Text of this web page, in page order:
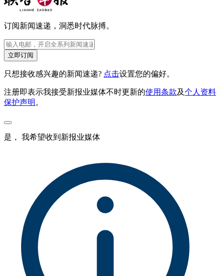
订阅新闻速递，洞悉时代脉搏。
立即订阅
只想接收感兴趣的新闻速递? 点击设置您的偏好。
注册即表示我接受新报业媒体不时更新的使用条款及个人资料
保护声明 。
是， 我希望收到新报业媒体